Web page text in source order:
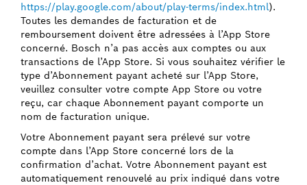
https://play.google.com/about/play-terms/index.html).
Toutes les demandes de facturation et de
remboursement doivent être adressées à l’App Store
concerné. Bosch n’a pas accès aux comptes ou aux
transactions de l’App Store. Si vous souhaitez vérifier le
type d’Abonnement payant acheté sur l’App Store,
veuillez consulter votre compte App Store ou votre
reçu, car chaque Abonnement payant comporte un
nom de facturation unique.
Votre Abonnement payant sera prélevé sur votre
compte dans l’App Store concerné lors de la
confirmation d’achat. Votre Abonnement payant est
automatiquement renouvelé au prix indiqué dans votre